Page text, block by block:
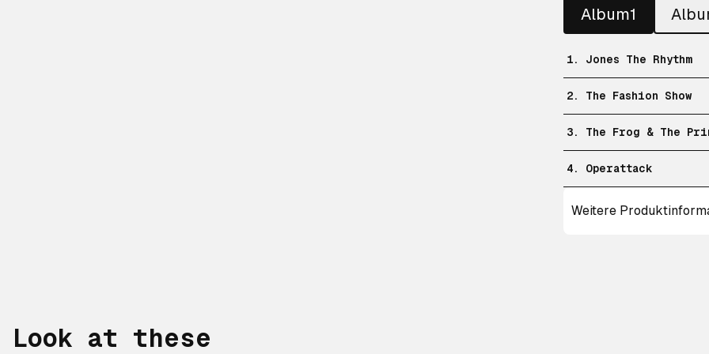
Album1
1. Jones The Rhythm
2. The Fashion Show
3. The Frog & The
4. Operattack
Weitere
Look at these